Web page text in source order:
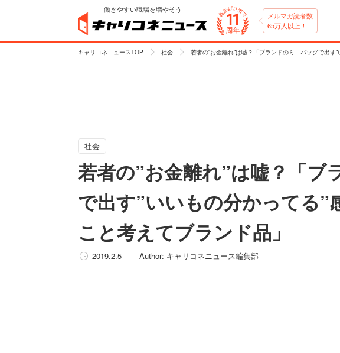
働きやすい職場を増やそう
メルマガ読者数
65万人以上！
キャリコネニュースTOP 社会 若者の”お金離れ”は嘘？「ブランドのミニバッグで出す
社会
若者の”お金離れ”は嘘？「ブ
で出す”いいもの分かってる”
こと考えてブランド品」
2019.2.5 Author: キャリコネニュース編集部